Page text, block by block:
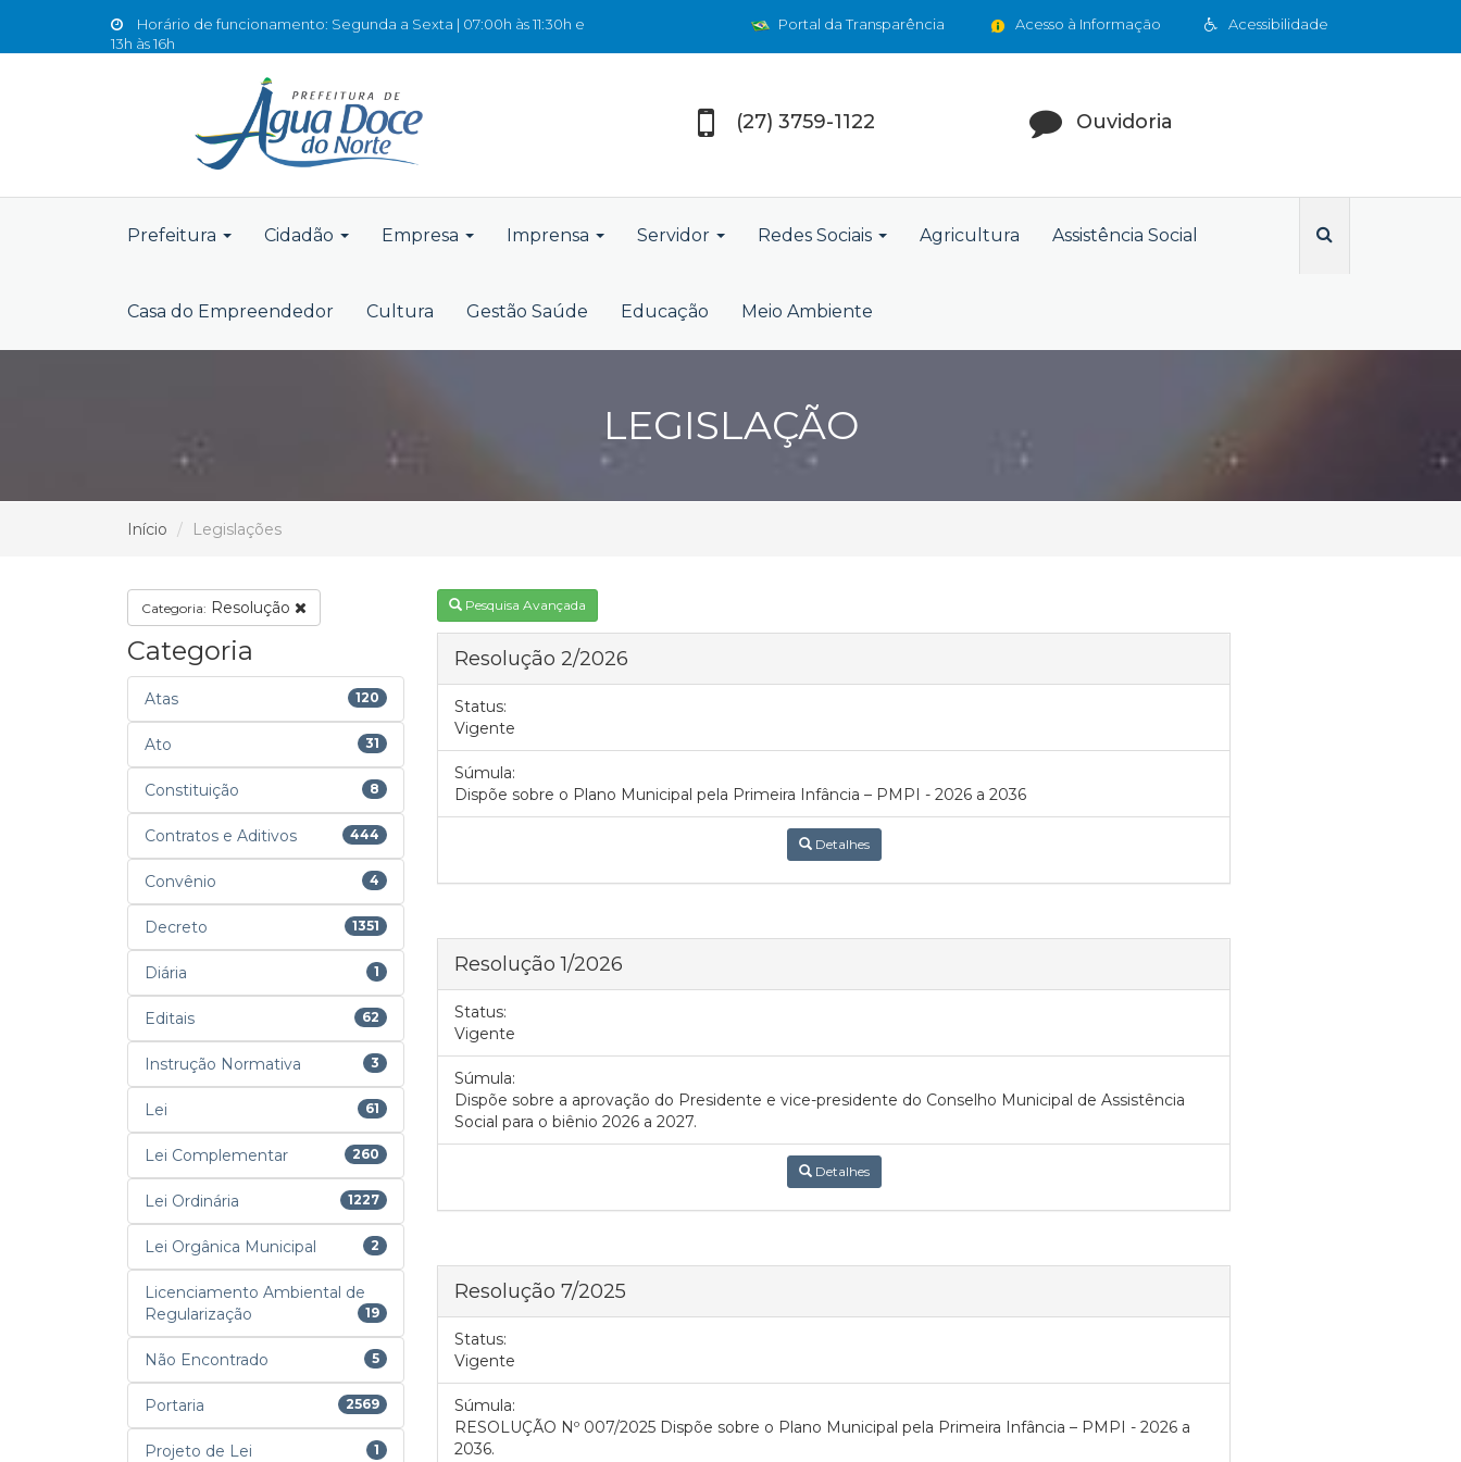
Horário de funcionamento: Segunda a Sexta | 07:00h às 11:30h e
13h às 16h
Acessibilidade
Acesso à Informação
Portal da Transparência
(27) 3759-1122 Ouvidoria
Prefeitura Cidadão Empresa Imprensa Servidor Redes Sociais Agricultura Assistência Social
Casa do Empreendedor Cultura Gestão Saúde Educação Meio Ambiente
LEGISLAÇÃO
Início Legislações
Categoria: Resolução
Categoria
Atas 120
Ato 31
Constituição 8
Contratos e Aditivos 444
Convênio 4
Decreto 1351
Diária 1
Editais 62
Instrução Normativa 3
Lei 61
Lei Complementar 260
Lei Ordinária 1227
Lei Orgânica Municipal 2
Licenciamento Ambiental de
Regularização
19
Não Encontrado 5
Portaria 2569
Projeto de Lei 1
Pesquisa Avançada
Resolução 2/2026
Status:
Vigente
Súmula:
Dispõe sobre o Plano Municipal pela Primeira Infância – PMPI - 2026 a 2036
Detalhes
Resolução 1/2026
Status:
Vigente
Súmula:
Dispõe sobre a aprovação do Presidente e vice-presidente do Conselho Municipal de Assistência
Social para o biênio 2026 a 2027.
Detalhes
Resolução 7/2025
Status:
Vigente
Súmula:
RESOLUÇÃO Nº 007/2025 Dispõe sobre o Plano Municipal pela Primeira Infância – PMPI - 2026 a
2036.